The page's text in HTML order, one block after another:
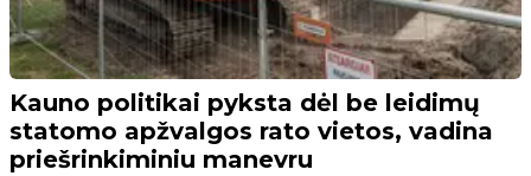
Kauno politikai pyksta dėl be leidimų
statomo apžvalgos rato vietos, vadina
priešrinkiminiu manevru